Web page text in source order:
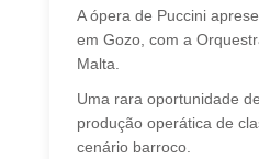
A ópera de Puccini
em Gozo, com a
Malta.
Uma rara oportunidade
produção operática de
cenário barroco.